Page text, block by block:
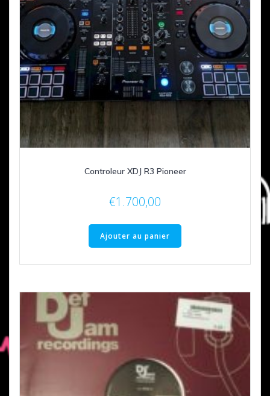
Controleur XDJ R3 Pioneer
€1.700,00
Ajouter au panier